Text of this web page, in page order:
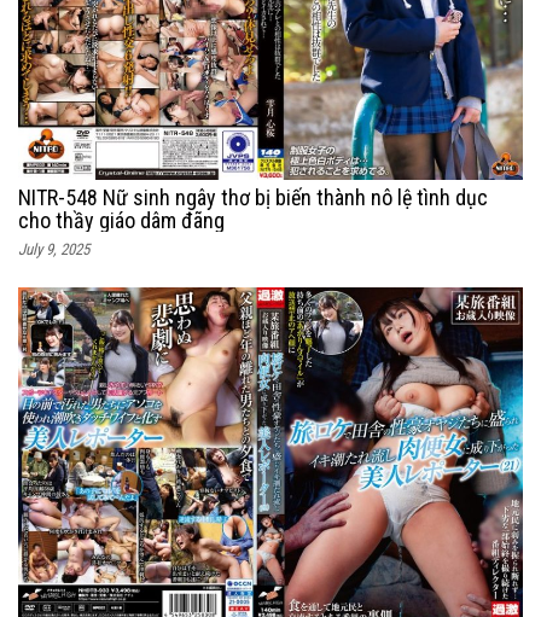
NITR-548 Nữ sinh ngây thơ bị biến thành nô lệ tình dục
cho thầy giáo dâm đãng
July 9, 2025